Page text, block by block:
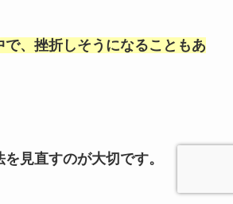
で、挫折しそうになることもあ
見直すのが大切です。